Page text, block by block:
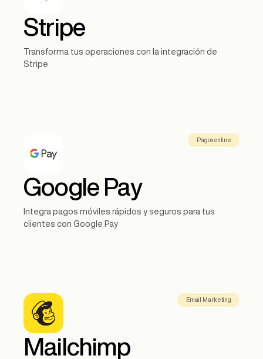
Stripe
Transforma tus operaciones con la integración de
Stripe
Pagos online
Google Pay
Integra pagos móviles rápidos y seguros para tus
clientes con Google Pay
Email Marketing
Mailchimp